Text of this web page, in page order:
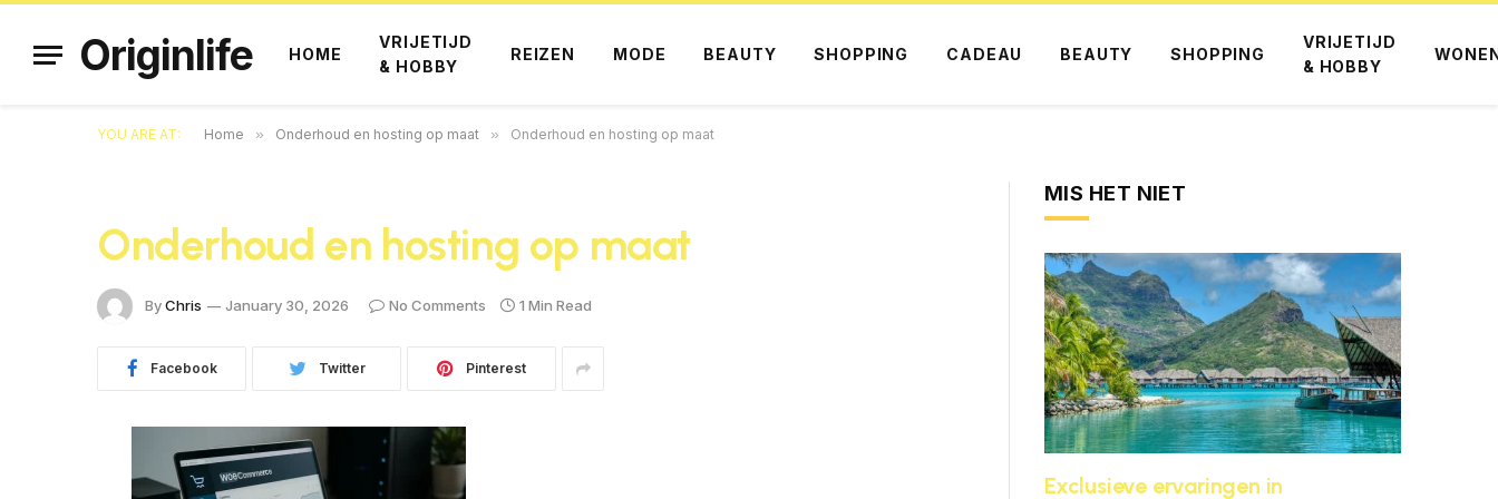
Originlife HOME
VRIJETIJD
& HOBBY
REIZEN MODE BEAUTY SHOPPING CADEAU BEAUTY SHOPPING
VRIJETIJD
& HOBBY
YOU ARE AT: Home » Onderhoud en hosting op maat » Onderhoud en hosting op maat
Onderhoud en hosting op maat
ByChris January 30, 2026 No Comments 1 Min Read
Facebook Twitter Pinterest
MIS HET NIET
Exclusieve ervaringen in